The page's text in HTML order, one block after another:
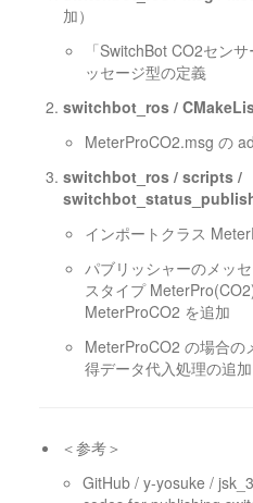
加）
「SwitchBot CO2セン
ッセージ型の定義
switchbot_ros /
MeterProCO2.msg の
switchbot_ros / scripts /
インポートクラス
パブリッシャーのメッ
スタイプ
MeterProCO2 を追加
MeterProCO2 の場合の
得データ代入処理の追加
＜参考＞
GitHub / y-yosuke /